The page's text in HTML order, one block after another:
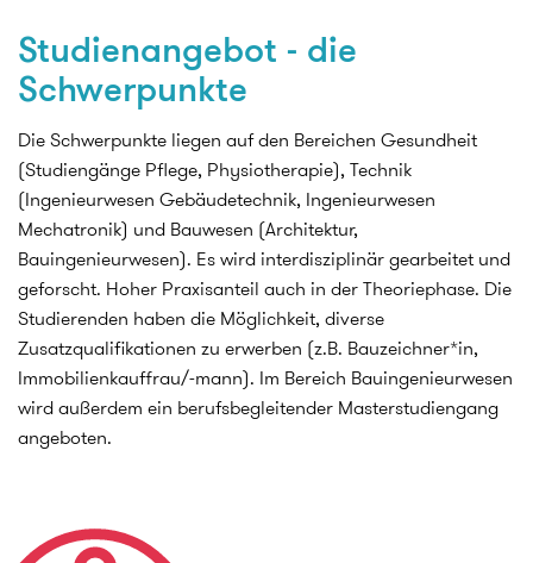
Studienangebot - die
Schwerpunkte
Die Schwerpunkte liegen auf den Bereichen Gesundheit
(Studiengänge Pflege, Physiotherapie), Technik
(Ingenieurwesen Gebäudetechnik, Ingenieurwesen
Mechatronik) und Bauwesen (Architektur,
Bauingenieurwesen). Es wird interdisziplinär gearbeitet und
geforscht. Hoher Praxisanteil auch in der Theoriephase. Die
Studierenden haben die Möglichkeit, diverse
Zusatzqualifikationen zu erwerben (z.B. Bauzeichner*in,
Immobilienkauffrau/-mann). Im Bereich Bauingenieurwesen
wird außerdem ein berufsbegleitender Masterstudiengang
angeboten.